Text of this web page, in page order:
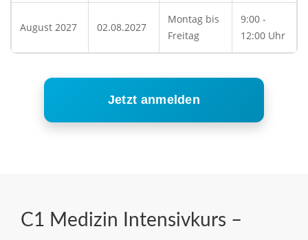
August 2027 02.08.2027
Montag bis
Freitag
9:00 -
12:00 Uhr
Jetzt anmelden
C1 Medizin Intensivkurs –